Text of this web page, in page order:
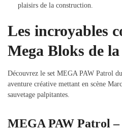
plaisirs de la construction.
Les incroyables
Mega Bloks de
Découvrez le set MEGA PAW Patrol
aventure créative mettant en scène
sauvetage palpitantes.
MEGA PAW Patrol